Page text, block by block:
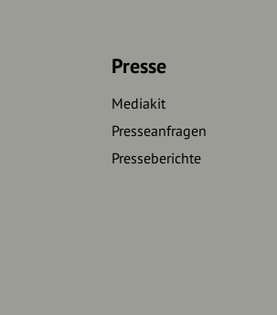
Presse
Mediakit
Presseanfragen
Presseberichte